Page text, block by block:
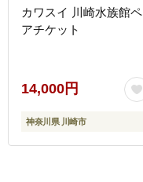
カワスイ 川崎水族館ペ
アチケット
14,000円
神奈川県 川崎市